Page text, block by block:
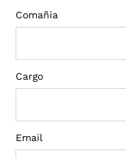
Comañia
Cargo
Email